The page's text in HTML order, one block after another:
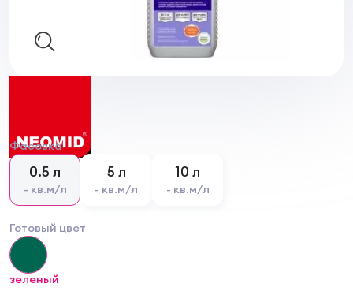
Фасовка
0.5 л
- кв.м/л
5 л
- кв.м/л
10 л
- кв.м/л
Готовый цвет
зеленый